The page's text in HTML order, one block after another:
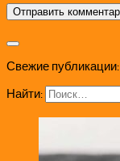
Свежие публикации:
Найти: